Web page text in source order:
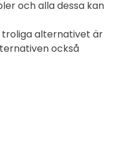
och alla dessa kan
troliga alternativet är
också